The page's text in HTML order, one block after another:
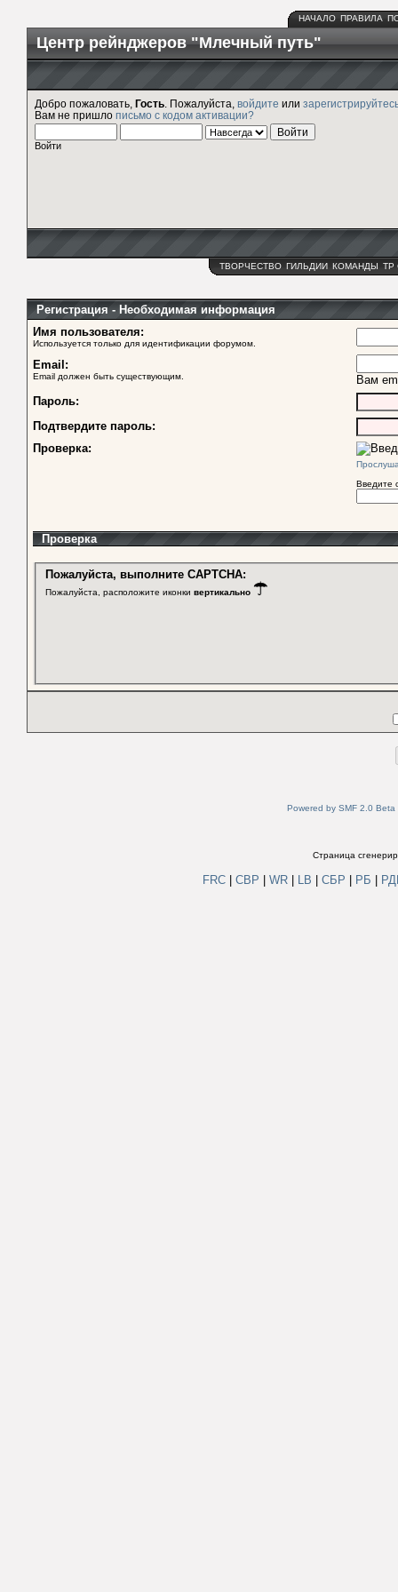
НАЧАЛО ПРАВИЛА
Центр рейнджеров "Млечный путь"
Добро пожаловать, Гость . Пожалуйста, войдите или
Вам не пришло письмо с кодом активации?
Войти
ТВОРЧЕСТВО ГИЛЬДИИ КОМАНДЫ ТР
Регистрация - Необходимая информация
Имя пользователя:
Используется только для идентификации форумом.
Email:
Email должен быть существующим.
Вам
Пароль:
Подтвердите пароль:
Проверка:
Введите
Проверка
Пожалуйста, выполните CAPTCHA:
Пожалуйста, расположите иконки вертикально
Powered by SMF 2.0 Beta
Страница
FRC СВР WR LB СБР РБ